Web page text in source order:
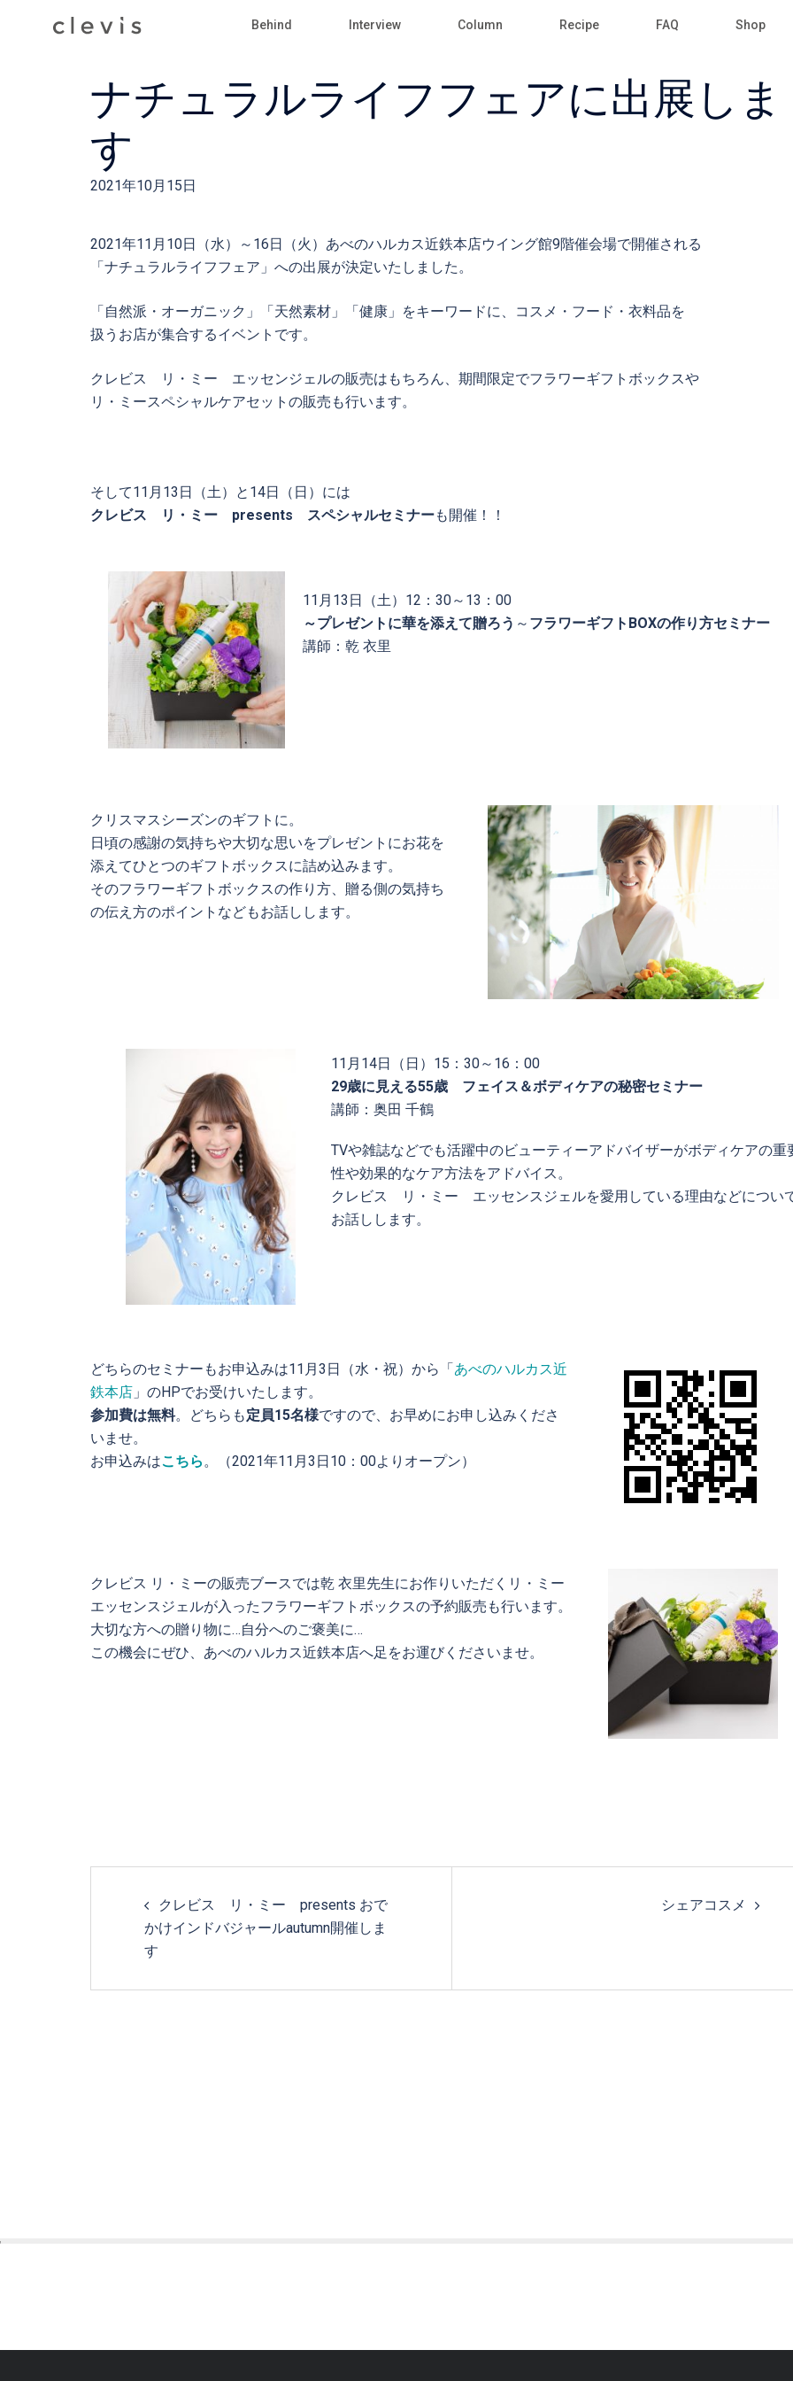
Behind Interview Column Recipe FAQ Shop
ナチュラルライフフェアに出展しま
す
2021年10月15日
2021年11月10日（水）～16日（火）あべのハルカス近鉄本店ウイング館9階催会場で開催される
「ナチュラルライフフェア」への出展が決定いたしました。
「自然派・オーガニック」「天然素材」「健康」をキーワードに、コスメ・フード・衣料品を
扱うお店が集合するイベントです。
クレビス リ・ミー エッセンジェルの販売はもちろん、期間限定でフラワーギフトボックスや
リ・ミースペシャルケアセットの販売も行います。
そして11月13日（土）と14日（日）には
クレビス リ・ミー presents スペシャルセミナーも開催！！
11月13日（土）12：30～13：00
～プレゼントに華を添えて贈ろう ～ フラワーギフトBOXの作り方セミナー
講師：乾 衣里
クリスマスシーズンのギフトに。
日頃の感謝の気持ちや大切な思いをプレゼントにお花を
添えてひとつのギフトボックスに詰め込みます。
そのフラワーギフトボックスの作り方、贈る側の気持ち
の伝え方のポイントなどもお話しします。
11月14日（日）15：30～16：00
29歳に見える55歳 フェイス＆ボディケアの秘密セミナー
講師：奥田 千鶴
TVや雑誌などでも活躍中のビューティーアドバイザーがボディケアの重
性や効果的なケア方法をアドバイス。
クレビス リ・ミー エッセンスジェルを愛用している理由などについ
お話しします。
どちらのセミナーもお申込みは11月3日（水・祝）から「あべのハルカス近
鉄本店 」のHPでお受けいたします。
参加費は無料。どちらも定員15名様ですので、お早めにお申し込みくださ
いませ。
お申込みはこちら 。（2021年11月3日10：00よりオープン）
クレビス リ・ミーの販売ブースでは乾 衣里先生にお作りいただくリ・ミー
エッセンスジェルが入ったフラワーギフトボックスの予約販売も行います。
大切な方への贈り物に…自分へのご褒美に…
この機会にぜひ、あべのハルカス近鉄本店へ足をお運びくださいませ。
Post
navigation
クレビス リ・ミー presents おで
かけインドバジャールautumn開催しま
す
シェアコスメ